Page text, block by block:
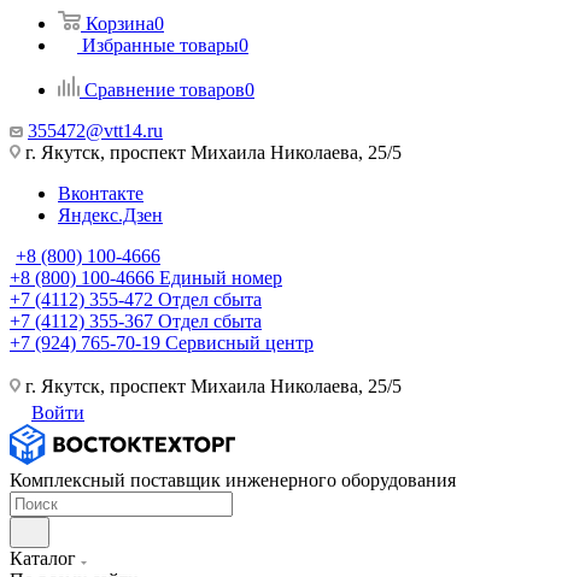
Корзина0
Избранные товары0
Сравнение товаров0
355472@vtt14.ru
г. Якутск, проспект Михаила Николаева, 25/5
Вконтакте
Яндекс.Дзен
+8 (800) 100-4666
+8 (800) 100-4666 Единый номер
+7 (4112) 355-472 Отдел сбыта
+7 (4112) 355-367 Отдел сбыта
+7 (924) 765-70-19 Сервисный центр
г. Якутск, проспект Михаила Николаева, 25/5
Войти
Комплексный поставщик инженерного оборудования
Каталог